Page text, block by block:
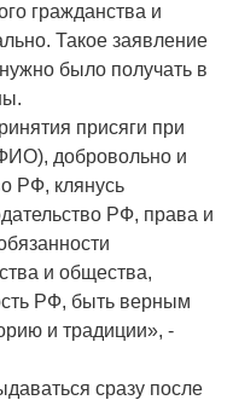
гражданства и
Такое заявление
было получать в
присяги при
добровольно и
РФ, клянусь
РФ, права и
и общества,
РФ, быть верным
и традиции», -
сразу после